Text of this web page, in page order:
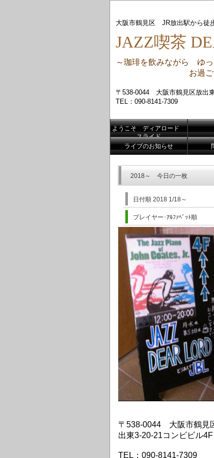
大阪市鶴見区 JR放出駅から徒
JAZZ喫茶
～珈琲を飲みながら ゆ
お過ごしく
〒538-0044 大阪市鶴見区放出
TEL：090-8141-7309
ようこそ ディアロード
スライド
ライブのお知らせ
2018～ 今日の一枚
日付順 2018 1/18～
プレイヤー･ｱﾙﾌｧﾍﾞｯﾄ順
〒538-0044 大阪市鶴見
出東3-20-21コンビビル4F
TEL：090-8141-7309